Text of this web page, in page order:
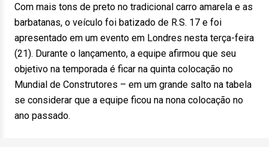
Com mais tons de preto no tradicional carro amarela e as
barbatanas, o veículo foi batizado de R.S. 17 e foi
apresentado em um evento em Londres nesta terça-feira
(21). Durante o lançamento, a equipe afirmou que seu
objetivo na temporada é ficar na quinta colocação no
Mundial de Construtores – em um grande salto na tabela
se considerar que a equipe ficou na nona colocação no
ano passado.